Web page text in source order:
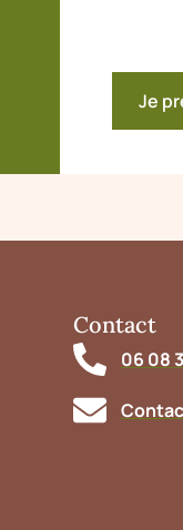
Je
Contact
06 08